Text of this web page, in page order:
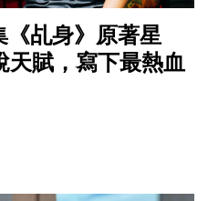
乩身》原著星
天賦，寫下最熱血